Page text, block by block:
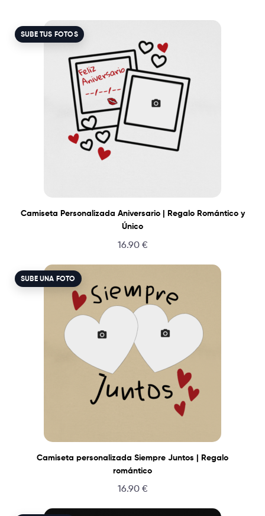
SUBE TUS FOTOS
Camiseta Personalizada Aniversario | Regalo Romántico y
Único
16.90 €
SUBE UNA FOTO
Camiseta personalizada Siempre Juntos | Regalo
romántico
16.90 €